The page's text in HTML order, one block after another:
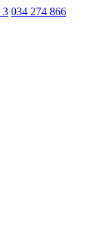
3 034 274 866